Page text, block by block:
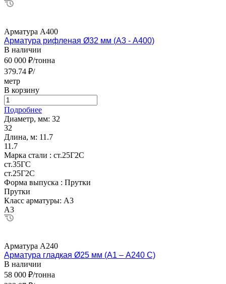
Арматура А400
Арматура рифленая Ø32 мм (А3 - А400)
В наличии
60 000 ₽/тонна
379.74 ₽/
метр
В корзину
Подробнее
Диаметр, мм: 32
32
Длина, м: 11.7
11.7
Марка стали : ст.25Г2С
ст.35ГС
ст.25Г2С
Форма выпуска : Прутки
Прутки
Класс арматуры: А3
А3
Арматура А240
Арматура гладкая Ø25 мм (А1 – А240 С)
В наличии
58 000 ₽/тонна